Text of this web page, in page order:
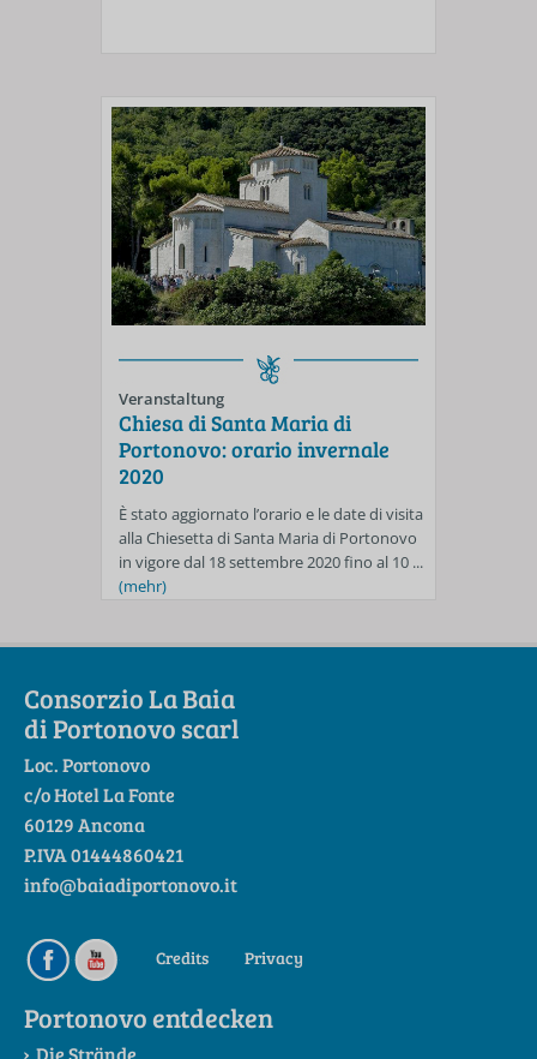
Veranstaltung
Chiesa di Santa Maria di
Portonovo: orario invernale
2020
È stato aggiornato l’orario e le date di visita
alla Chiesetta di Santa Maria di Portonovo
in vigore dal 18 settembre 2020 fino al 10 ...
(mehr)
Consorzio La Baia
di Portonovo scarl
Loc. Portonovo
c/o Hotel La Fonte
60129 Ancona
P.IVA 01444860421
info@baiadiportonovo.it
Credits Privacy
Portonovo entdecken
Die Strände